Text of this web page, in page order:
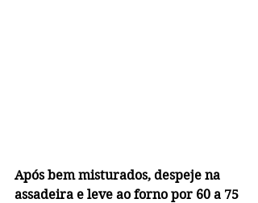
Após bem misturados, despeje na
assadeira e leve ao forno por 60 a 75